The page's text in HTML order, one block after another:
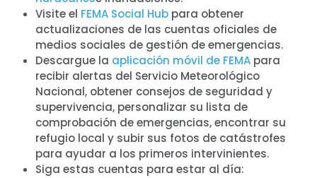
Inicio
Shop
Take Back the Courts
Trabaja con nosotros
Pulse
Su fiesta
Acción
Vote
Donar
Visite el FEMA Social Hub para obtener
actualizaciones de las cuentas oficiales de
medios sociales de gestión de emergencias.
Descargue la aplicación móvil de FEMA para
recibir alertas del Servicio Meteorológico
Nacional, obtener consejos de seguridad y
supervivencia, personalizar su lista de
comprobación de emergencias, encontrar su
refugio local y subir sus fotos de catástrofes
para ayudar a los primeros intervinientes.
Siga estas cuentas para estar al día: